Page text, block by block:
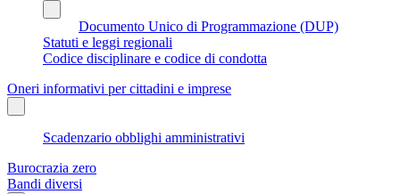
Documento Unico di Programmazione (DUP)
Statuti e leggi regionali
Codice disciplinare e codice di condotta
Oneri informativi per cittadini e imprese
Scadenzario obblighi amministrativi
Burocrazia zero
Bandi diversi